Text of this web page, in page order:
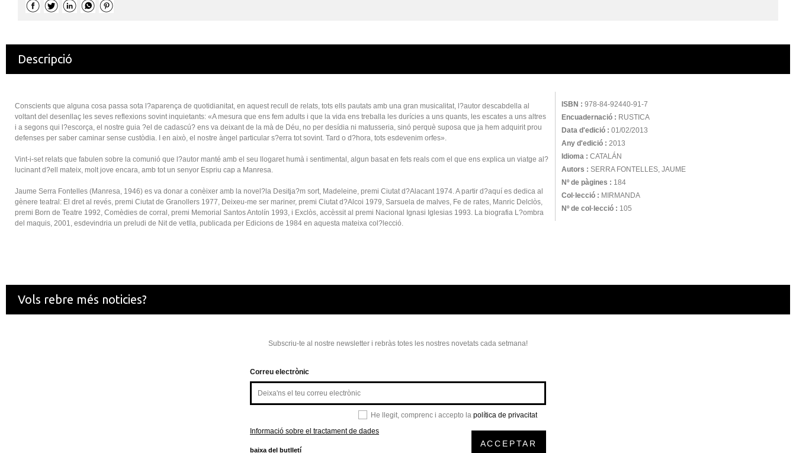
Descripció
ISBN : 978-84-92440-91-7
Encuadernació : RUSTICA
Data d'edició : 01/02/2013
Any d'edició : 2013
Idioma : CATALÁN
Autors : SERRA FONTELLES, JAUME
Nº de pàgines : 184
Col·lecció : MIRMANDA
Nº de col·lecció : 105
Conscients que alguna cosa passa sota l?aparença de quotidianitat, en aquest recull de relats, tots ells pautats amb una gran musicalitat, l?autor descabdella al
voltant del desenllaç les seves reflexions sovint inquietants: «A mesura que ens fem adults i que la vida ens treballa les durícies a uns quants, les escates a uns altres
i a segons qui l?escorça, el nostre guia ?el de cadascú? ens va deixant de la mà de Déu, no per desídia ni matusseria, sinó perquè suposa que ja hem adquirit prou
defenses per saber caminar sense custòdia. I en això, el nostre àngel particular s?erra tot sovint. Tard o d?hora, tots esdevenim orfes».
Vint-i-set relats que fabulen sobre la comunió que l?autor manté amb el seu llogaret humà i sentimental, algun basat en fets reals com el que ens explica un viatge al?
lucinant d?ell mateix, molt jove encara, amb tot un senyor Espriu cap a Manresa.
Jaume Serra Fontelles (Manresa, 1946) es va donar a conèixer amb la novel?la Desitja?m sort, Madeleine, premi Ciutat d?Alacant 1974. A partir d?aquí es dedica al
gènere teatral: El dret al revés, premi Ciutat de Granollers 1977, Deixeu-me ser mariner, premi Ciutat d?Alcoi 1979, Sarsuela de malves, Fe de rates, Manric Delclòs,
premi Born de Teatre 1992, Comèdies de corral, premi Memorial Santos Antolín 1993, i Exclòs, accèssit al premi Nacional Ignasi Iglesias 1993. La biografia L?ombra
del maquis, 2001, esdevindria un preludi de Nit de vetlla, publicada per Edicions de 1984 en aquesta mateixa col?lecció.
Vols rebre més noticies?
Subscriu-te al nostre newsletter i rebràs totes les nostres novetats cada setmana!
Correu electrònic
He llegit, comprenc i accepto la política de privacitat
Informació sobre el tractament de dades
baixa del butlletí
ACCEPTAR